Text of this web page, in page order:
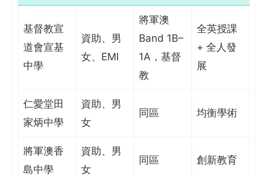
基督教宣
道會宣基
中學
資助、男
女、EMI
將軍澳
Band 1B–
1A，基督
教
全英授課
+ 全人發
展
仁愛堂田
家炳中學
資助、男
女
同區 均衡學術
將軍澳香
島中學
資助、男
女
同區 創新教育